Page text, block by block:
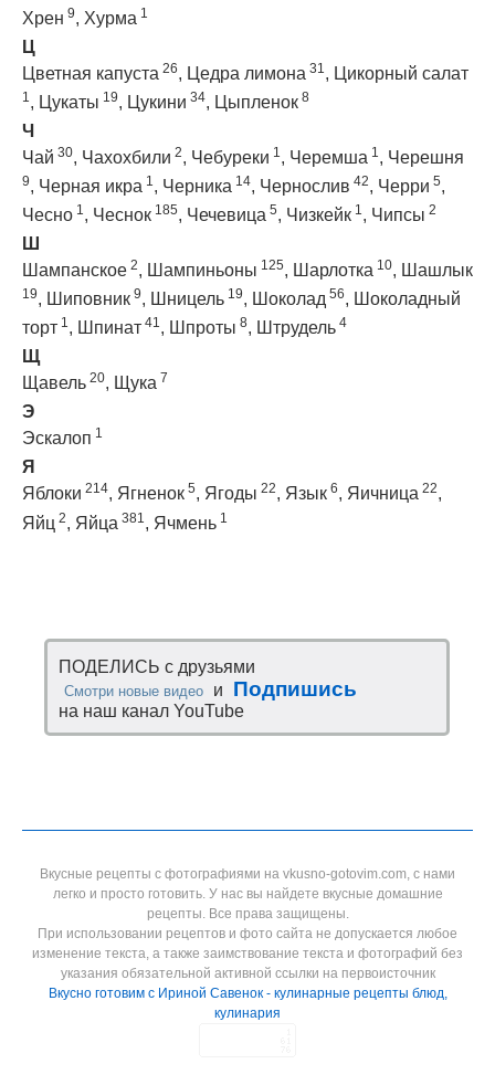
Хрен 9, Хурма 1
Ц
Цветная капуста 26, Цедра лимона 31, Цикорный салат
1, Цукаты 19, Цукини 34, Цыпленок 8
Ч
Чай 30, Чахохбили 2, Чебуреки 1, Черемша 1, Черешня
9, Черная икра 1, Черника 14, Чернослив 42, Черри 5,
Чесно 1, Чеснок 185, Чечевица 5, Чизкейк 1, Чипсы 2
Ш
Шампанское 2, Шампиньоны 125, Шарлотка 10, Шашлык
19, Шиповник 9, Шницель 19, Шоколад 56, Шоколадный
торт 1, Шпинат 41, Шпроты 8, Штрудель 4
Щ
Щавель 20, Щука 7
Э
Эскалоп 1
Я
Яблоки 214, Ягненок 5, Ягоды 22, Язык 6, Яичница 22,
Яйц 2, Яйца 381, Ячмень 1
ПОДЕЛИСЬ с друзьями
Смотри новые видео и Подпишись
на наш канал YouTube
Вкусные рецепты с фотографиями на vkusno-gotovim.com, с нами
легко и просто готовить. У нас вы найдете вкусные домашние
рецепты. Все права защищены.
При использовании рецептов и фото сайта не допускается любое
изменение текста, а также заимствование текста и фотографий без
указания обязательной активной ссылки на первоисточник
Вкусно готовим с Ириной Савенок - кулинарные рецепты блюд,
кулинария